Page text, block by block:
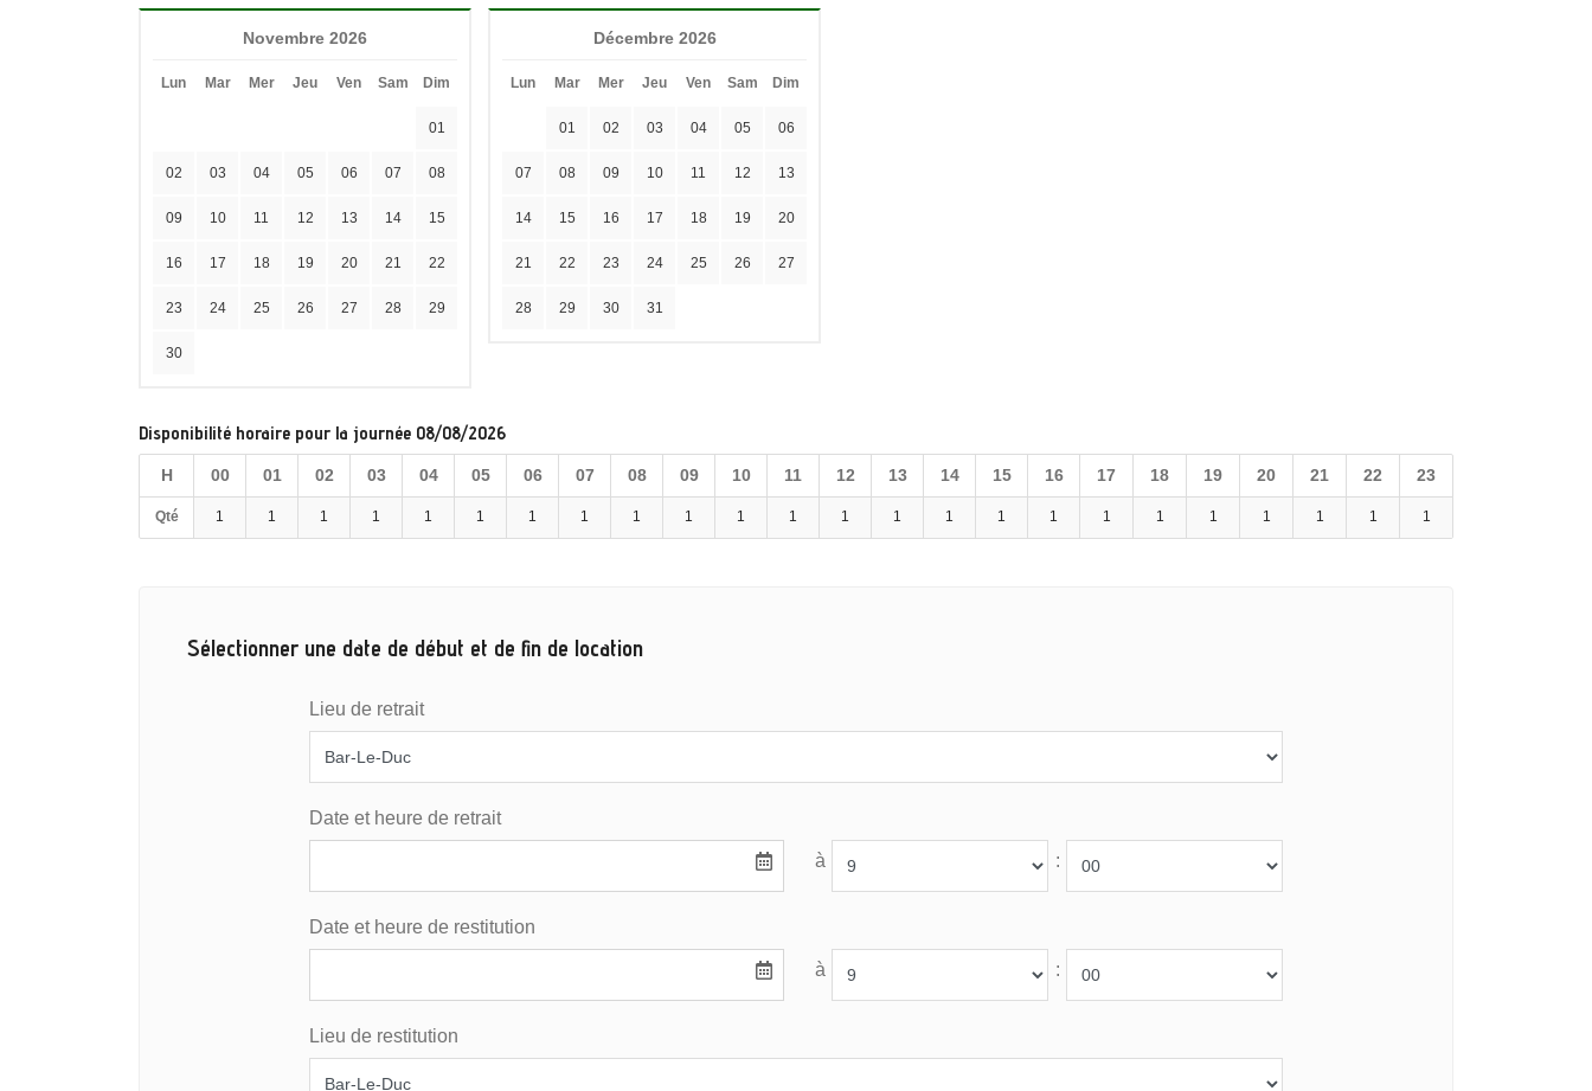
Novembre 2026
Lun Mar Mer Jeu Ven Sam Dim
01
02 03 04 05 06 07 08
09 10 11 12 13 14 15
16 17 18 19 20 21 22
23 24 25 26 27 28 29
30
Décembre 2026
Lun Mar Mer Jeu Ven Sam Dim
01 02 03 04 05 06
07 08 09 10 11 12 13
14 15 16 17 18 19 20
21 22 23 24 25 26 27
28 29 30 31
Disponibilité horaire pour la journée 08/08/2026
H 00 01 02 03 04 05 06 07 08 09 10 11 12 13 14 15 16 17 18 19 20 21 22 23
Qté 1 1 1 1 1 1 1 1 1 1 1 1 1 1 1 1 1 1 1 1 1 1 1 1
Sélectionner une date de début et de fin de location
Lieu de retrait
Date et heure de retrait
à :
Date et heure de restitution
à :
Lieu de restitution